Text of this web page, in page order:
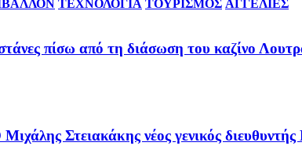
ΤΕΧΝΟΛΟΓΙΑ ΤΟΥΡΙΣΜΟΣ ΑΓΓΕΛΙΕΣ
πίσω από τη διάσωση του καζίνο
Στειακάκης νέος γενικός